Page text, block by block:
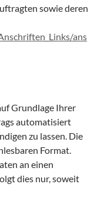
sowie deren
ans
Grundlage Ihrer
automatisiert
zu lassen. Die
Format.
an einen
dies nur, soweit